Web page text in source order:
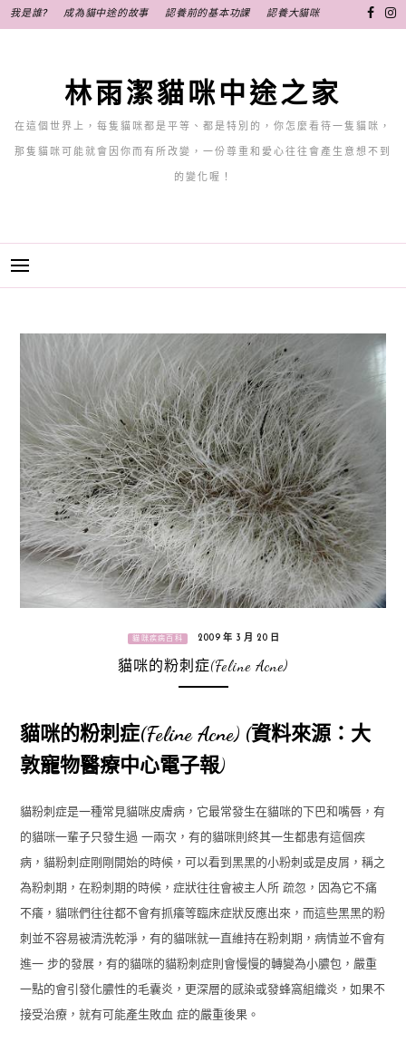
至
我是誰? 成為貓中途的故事 認養前的基本功課 認養大貓咪
林雨潔貓咪中途之家
在這個世界上，每隻貓咪都是平等、都是特別的，你怎麼看待一隻貓咪，
那隻貓咪可能就會因你而有所改變，一份尊重和愛心往往會產生意想不到
的變化喔！
貓咪疾病百科 2009 年 3 月 20 日
貓咪的粉刺症(Feline Acne)
貓咪的粉刺症(Feline Acne) (資料來源：大
敦寵物醫療中心電子報)
貓粉刺症是一種常見貓咪皮膚病，它最常發生在貓咪的下巴和嘴唇，有
的貓咪一輩子只發生過 一兩次，有的貓咪則終其一生都患有這個疾
病，貓粉刺症剛剛開始的時候，可以看到黑黑的小粉刺或是皮屑，稱之
為粉刺期，在粉刺期的時候，症狀往往會被主人所 疏忽，因為它不痛
不癢，貓咪們往往都不會有抓癢等臨床症狀反應出來，而這些黑黑的粉
刺並不容易被清洗乾淨，有的貓咪就一直維持在粉刺期，病情並不會有
進一 步的發展，有的貓咪的貓粉刺症則會慢慢的轉變為小膿包，嚴重
一點的會引發化膿性的毛囊炎，更深層的感染或發蜂窩組織炎，如果不
接受治療，就有可能產生敗血 症的嚴重後果。